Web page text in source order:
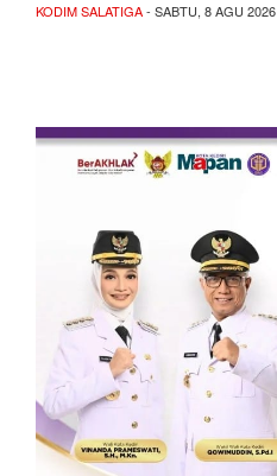
KODIM SALATIGA- SABTU, 8 AGU 2026